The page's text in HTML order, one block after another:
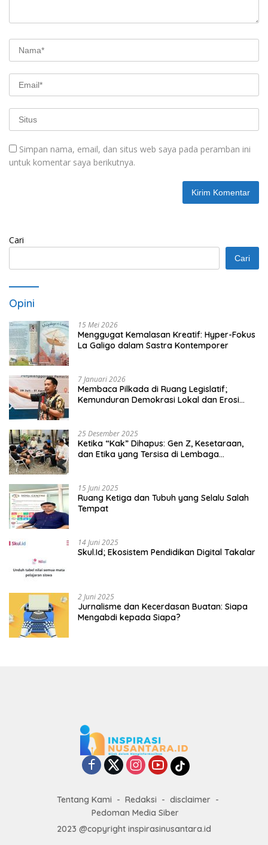
Simpan nama, email, dan situs web saya pada peramban ini
untuk komentar saya berikutnya.
Cari
Cari
Opini
15 Mei 2026
Menggugat Kemalasan Kreatif: Hyper-Fokus
La Galigo dalam Sastra Kontemporer
7 Januari 2026
Membaca Pilkada di Ruang Legislatif;
Kemunduran Demokrasi Lokal dan Erosi
25 Desember 2025
Ketika “Kak” Dihapus: Gen Z, Kesetaraan,
dan Etika yang Tersisa di Lembaga
15 Juni 2025
Ruang Ketiga dan Tubuh yang Selalu Salah
Tempat
14 Juni 2025
Skul.Id; Ekosistem Pendidikan Digital Takalar
2 Juni 2025
Jurnalisme dan Kecerdasan Buatan: Siapa
Mengabdi kepada Siapa?
Tentang Kami Redaksi
disclaimer
Pedoman Media Siber
2023 @copyright inspirasinusantara.id